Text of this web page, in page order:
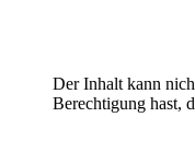
Der Inhalt kann
Berechtigung hast,